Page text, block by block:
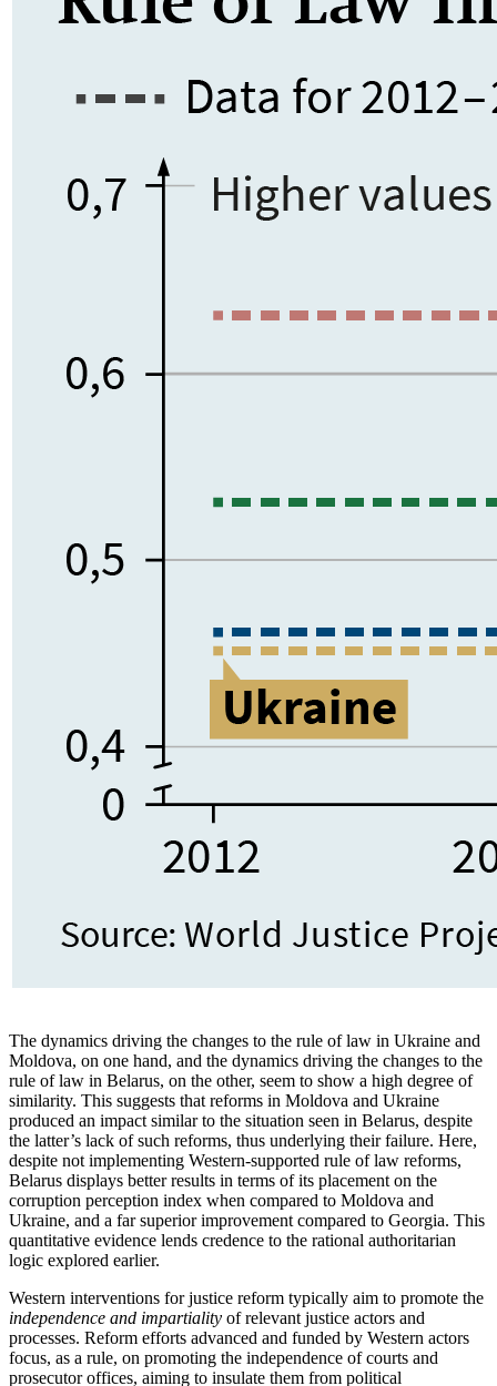
The dynamics driving the changes to the rule of law in Ukraine and
Moldova, on one hand, and the dynamics driving the changes to the
rule of law in Belarus, on the other, seem to show a high degree of
similarity. This suggests that reforms in Moldova and Ukraine
produced an impact similar to the situation seen in Belarus, despite
the latter’s lack of such reforms, thus underlying their failure. Here,
despite not implementing Western-supported rule of law reforms,
Belarus displays better results in terms of its placement on the
corruption perception index when compared to Mol­dova and
Ukraine, and a far superior im­provement compared to Georgia. This
quantitative evidence lends credence to the rational authoritarian
logic explored earlier.
Western interventions for justice reform typically aim to promote the
independence and impartiality of relevant justice actors and
processes. Reform efforts advanced and funded by Western actors
focus, as a rule, on promoting the independence of courts and
prosecutor offices, aiming to insulate them from political